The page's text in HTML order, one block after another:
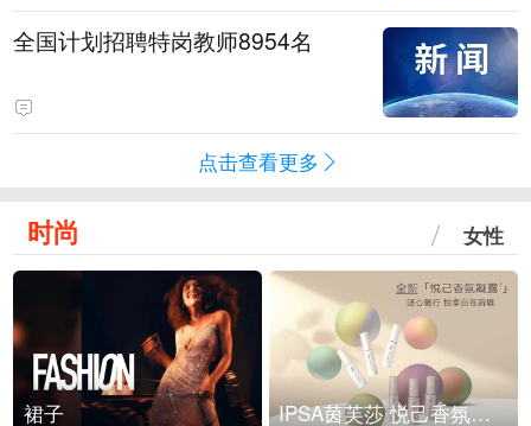
全国计划招聘特岗教师8954名
点击查看更多
时尚 女性
裙子 IPSA茵芙莎 悦己香氛凝露上市